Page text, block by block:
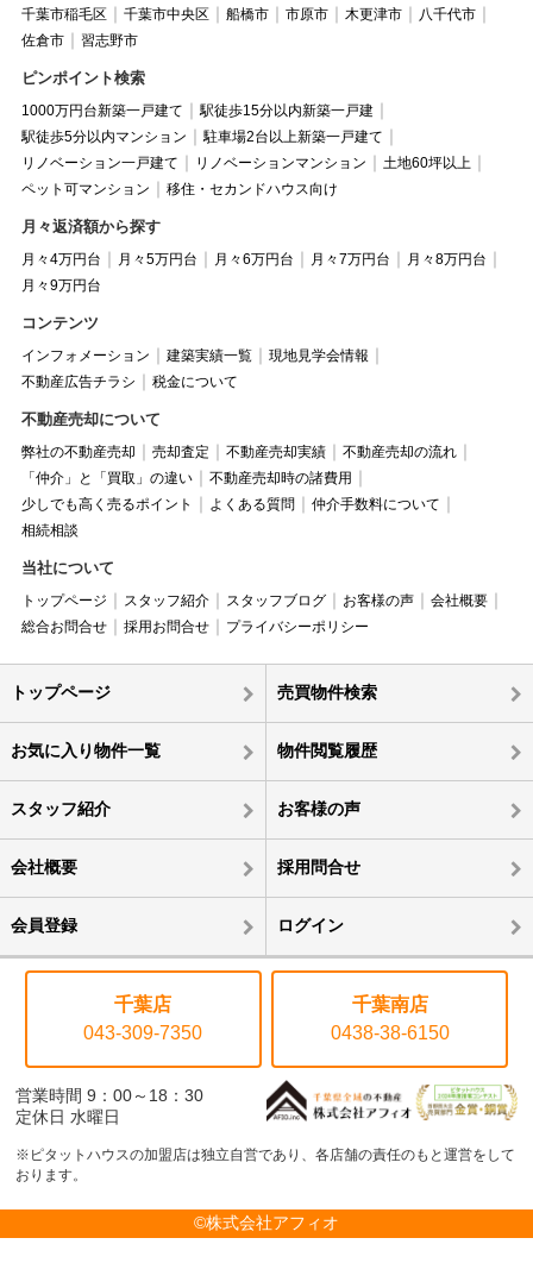
千葉市稲毛区
千葉市中央区 船橋市 市原市 木更津市
八千代市
佐倉市
習志野市
ピンポイント検索
1000万円台新築一戸建て
駅徒歩15分以内新築一戸建
駅徒歩5分以内マンション
駐車場2台以上新築一戸建て
リノベーション一戸建て
リノベーションマンション
土地60坪以上
ペット可マンション
移住・セカンドハウス向け
月々返済額から探す
月々4万円台 月々5万円台 月々6万円台 月々7万円台
月々8万円台
月々9万円台
コンテンツ
インフォメーション 建築実績一覧
現地見学会情報
不動産広告チラシ
税金について
不動産売却について
弊社の不動産売却 売却査定 不動産売却実績
不動産売却の流れ
「仲介」と「買取」の違い
不動産売却時の諸費用
少しでも高く売るポイント
よくある質問
仲介手数料について
相続相談
当社について
トップページ スタッフ紹介 スタッフブログ お客様の声
会社概要
総合お問合せ
採用お問合せ プライバシーポリシー
トップページ 売買物件検索
お気に入り物件一覧 物件閲覧履歴
スタッフ紹介 お客様の声
会社概要 採用問合せ
会員登録 ログイン
千葉店
043-309-7350
千葉南店
0438-38-6150
営業時間 9：00～18：30
定休日 水曜日
※ピタットハウスの加盟店は独立自営であり、各店舗の責任のもと運営をして
おります。
©株式会社アフィオ